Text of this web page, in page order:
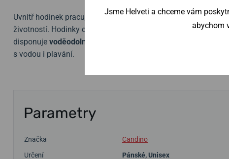
Uvnitř hodinek pracuje švýcarský quartzový strojek Ronda
životností. Hodinky doplňuje ocelový náramek v šířce24 mm,
disponuje voděodolností 100 m
, takže bez
s vodou i plavání.
Parametry
Značka
Candino
Určení
Pánské,Unisex
Jsme Helveti a chceme vám
abychom